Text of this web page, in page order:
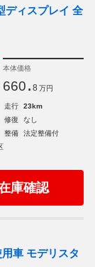
ディスプレイ 全
本体価格
660. 8 万円
走行
23km
修復
なし
整備
法定整備付
庫確認
車 モデリスタ